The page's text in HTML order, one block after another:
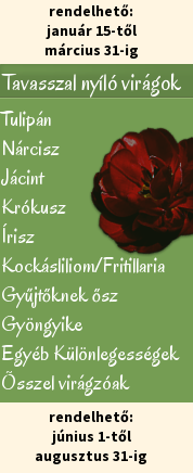
rendelhető:
január 15-től
március 31-ig
Tavasszal nyíló virágok
Tulipán
Nárcisz
Jácint
Krókusz
Írisz
Kockásliliom/Fritillaria
Gyűjtőknek ősz
Gyöngyike
Egyéb Különlegességek
Õsszel virágzóak
rendelhető:
június 1-től
augusztus 31-ig